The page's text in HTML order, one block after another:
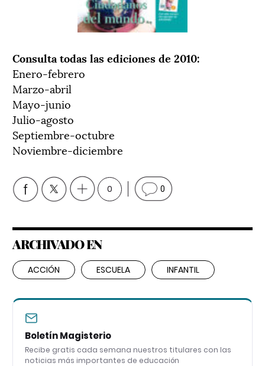
Consulta todas las ediciones de 2010:
Enero-febrero
Marzo-abril
Mayo-junio
Julio-agosto
Septiembre-octubre
Noviembre-diciembre
0 0
ARCHIVADO EN
ACCIÓN ESCUELA INFANTIL
Boletín Magisterio
Recibe gratis cada semana nuestros titulares con las
noticias más importantes de educación